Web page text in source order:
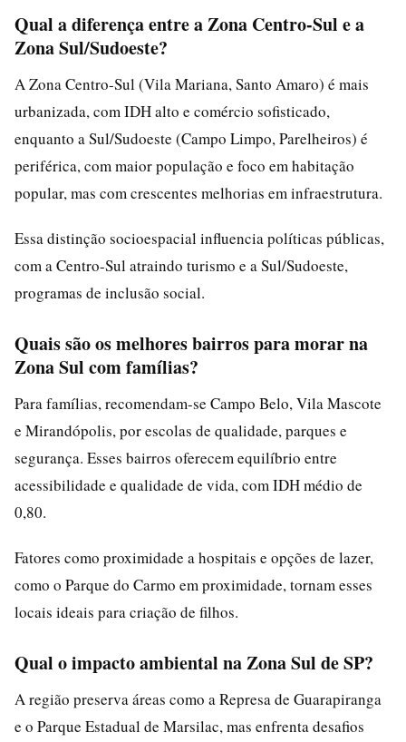
Qual a diferença entre a Zona Centro-Sul e a
Zona Sul/Sudoeste?
A Zona Centro-Sul (Vila Mariana, Santo Amaro) é mais
urbanizada, com IDH alto e comércio sofisticado,
enquanto a Sul/Sudoeste (Campo Limpo, Parelheiros) é
periférica, com maior população e foco em habitação
popular, mas com crescentes melhorias em infraestrutura.
Essa distinção socioespacial influencia políticas públicas,
com a Centro-Sul atraindo turismo e a Sul/Sudoeste,
programas de inclusão social.
Quais são os melhores bairros para morar na
Zona Sul com famílias?
Para famílias, recomendam-se Campo Belo, Vila Mascote
e Mirandópolis, por escolas de qualidade, parques e
segurança. Esses bairros oferecem equilíbrio entre
acessibilidade e qualidade de vida, com IDH médio de
0,80.
Fatores como proximidade a hospitais e opções de lazer,
como o Parque do Carmo em proximidade, tornam esses
locais ideais para criação de filhos.
Qual o impacto ambiental na Zona Sul de SP?
A região preserva áreas como a Represa de Guarapiranga
e o Parque Estadual de Marsilac, mas enfrenta desafios